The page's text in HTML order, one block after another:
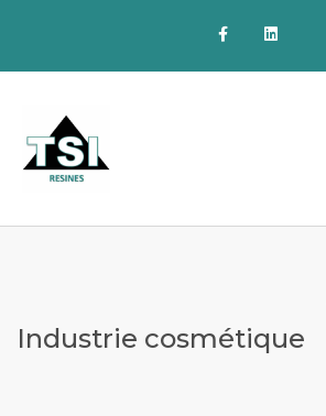
Industrie cosmétique